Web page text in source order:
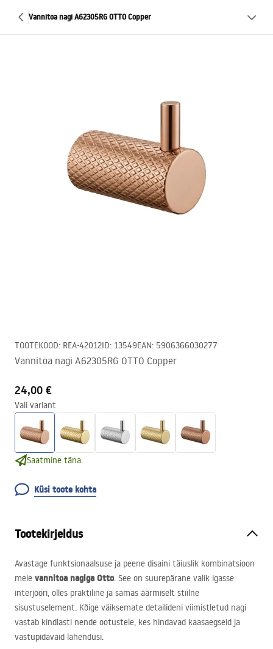
Vannitoa nagi A62305RG OTTO Copper
TOOTEKOOD: REA-42012ID: 13549EAN: 5906366030277
Vannitoa nagi A62305RG OTTO Copper
24,00 €
Vali variant
Saatmine täna.
Küsi toote kohta
Tootekirjeldus
Avastage funktsionaalsuse ja peene disaini täiuslik kombinatsioon
meie vannitoa nagiga Otto. See on suurepärane valik igasse
interjööri, olles praktiline ja samas äärmiselt stiilne
sisustuselement. Kõige väiksemate detailideni viimistletud nagi
vastab kindlasti nende ootustele, kes hindavad kaasaegseid ja
vastupidavaid lahendusi.